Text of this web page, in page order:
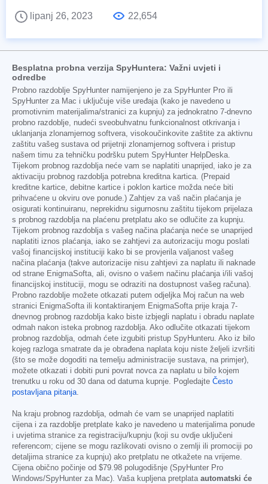
lipanj 26, 2023
22,654
Besplatna probna verzija SpyHuntera: Važni uvjeti i
odredbe
Probno razdoblje SpyHunter namijenjeno je za SpyHunter Pro ili
SpyHunter za Mac i uključuje više uređaja (kako je navedeno u
promotivnim materijalima/stranici za kupnju) za jednokratno 7-dnevno
probno razdoblje, nudeći sveobuhvatnu funkcionalnost otkrivanja i
uklanjanja zlonamjernog softvera, visokoučinkovite zaštite za aktivnu
zaštitu vašeg sustava od prijetnji zlonamjernog softvera i pristup
našem timu za tehničku podršku putem SpyHunter HelpDeska.
Tijekom probnog razdoblja neće vam se naplatiti unaprijed, iako je za
aktivaciju probnog razdoblja potrebna kreditna kartica. (Prepaid
kreditne kartice, debitne kartice i poklon kartice možda neće biti
prihvaćene u okviru ove ponude.) Zahtjev za vaš način plaćanja je
osigurati kontinuiranu, neprekidnu sigurnosnu zaštitu tijekom prijelaza
s probnog razdoblja na plaćenu pretplatu ako se odlučite za kupnju.
Tijekom probnog razdoblja s vašeg načina plaćanja neće se unaprijed
naplatiti iznos plaćanja, iako se zahtjevi za autorizaciju mogu poslati
vašoj financijskoj instituciji kako bi se provjerila valjanost vašeg
načina plaćanja (takve autorizacije nisu zahtjevi za naplatu ili naknade
od strane EnigmaSofta, ali, ovisno o vašem načinu plaćanja i/ili vašoj
financijskoj instituciji, mogu se odraziti na dostupnost vašeg računa).
Probno razdoblje možete otkazati putem odjeljka Moj račun na web
stranici EnigmaSofta ili kontaktiranjem EnigmaSofta prije kraja 7-
dnevnog probnog razdoblja kako biste izbjegli naplatu i obradu naplate
odmah nakon isteka probnog razdoblja. Ako odlučite otkazati tijekom
probnog razdoblja, odmah ćete izgubiti pristup SpyHunteru. Ako iz bilo
kojeg razloga smatrate da je obrađena naplata koju niste željeli izvršiti
(što se može dogoditi na temelju administracije sustava, na primjer),
možete otkazati i dobiti puni povrat novca za naplatu u bilo kojem
trenutku u roku od 30 dana od datuma kupnje. Pogledajte Često
postavljana pitanja
Na kraju probnog razdoblja, odmah će vam se unaprijed naplatiti
cijena i za razdoblje pretplate kako je navedeno u materijalima ponude
i uvjetima stranice za registraciju/kupnju (koji su ovdje uključeni
referencom; cijene se mogu razlikovati ovisno o zemlji ili promociji po
detaljima stranice za kupnju) ako pretplatu ne otkažete na vrijeme.
Cijena obično počinje od $79.98 polugodišnje (SpyHunter Pro
Windows/SpyHunter za Mac). Vaša kupljena pretplata automatski će